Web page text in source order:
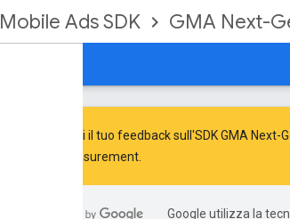
Mobile Ads SDK GMA Next-
Condividi il tuo feedback sull'SDK GMA Next-
and Measurement.
Google utilizza la